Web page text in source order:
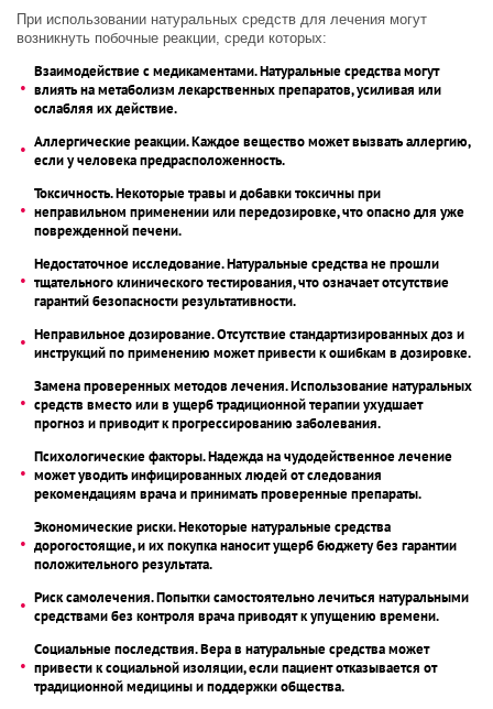
При использовании натуральных средств для лечения могут
возникнуть побочные реакции, среди которых:
Взаимодействие с медикаментами. Натуральные средства могут
влиять на метаболизм лекарственных препаратов, усиливая или
ослабляя их действие.
Аллергические реакции. Каждое вещество может вызвать аллергию,
если у человека предрасположенность.
Токсичность. Некоторые травы и добавки токсичны при
неправильном применении или передозировке, что опасно для уже
поврежденной печени.
Недостаточное исследование. Натуральные средства не прошли
тщательного клинического тестирования, что означает отсутствие
гарантий безопасности результативности.
Неправильное дозирование. Отсутствие стандартизированных доз и
инструкций по применению может привести к ошибкам в дозировке.
Замена проверенных методов лечения. Использование натуральных
средств вместо или в ущерб традиционной терапии ухудшает
прогноз и приводит к прогрессированию заболевания.
Психологические факторы. Надежда на чудодейственное лечение
может уводить инфицированных людей от следования
рекомендациям врача и принимать проверенные препараты.
Экономические риски. Некоторые натуральные средства
дорогостоящие, и их покупка наносит ущерб бюджету без гарантии
положительного результата.
Риск самолечения. Попытки самостоятельно лечиться натуральными
средствами без контроля врача приводят к упущению времени.
Социальные последствия. Вера в натуральные средства может
привести к социальной изоляции, если пациент отказывается от
традиционной медицины и поддержки общества.